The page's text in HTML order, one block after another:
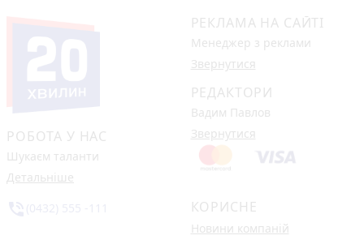
РОБОТА У НАС
Шукаєм таланти
Детальніше
РЕКЛАМА НА САЙТІ
Менеджер з реклами
Звернутися
РЕДАКТОРИ
Вадим Павлов
Звернутися
КОРИСНЕ
Новини компаній